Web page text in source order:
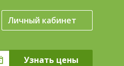
Личный кабинет